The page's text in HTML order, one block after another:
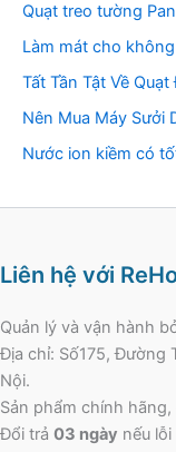
Quạt treo tường
Làm mát cho
Tất Tần Tật Về
Nên Mua Máy Sưởi
Nước ion kiềm có
Liên hệ với
Quản lý và vận hành
Địa chỉ: Số175, Đường
Nội.
Sản phẩm chính
Đổi trả 03 ngày nếu